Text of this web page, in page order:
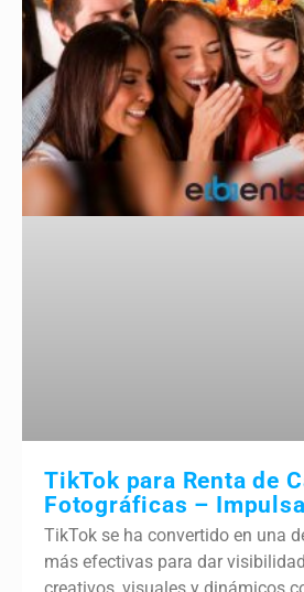
TikTok para Renta de
Fotográficas –
TikTok se ha convertido en una
más efectivas para dar
creativos, visuales y dinámicos